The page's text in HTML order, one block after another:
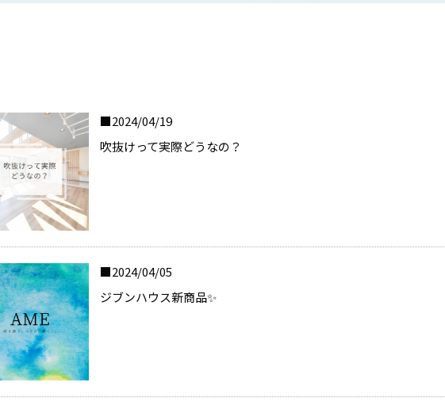
2024/04/19
吹抜けって実際どうなの？
2024/04/05
ジブンハウス新商品✨